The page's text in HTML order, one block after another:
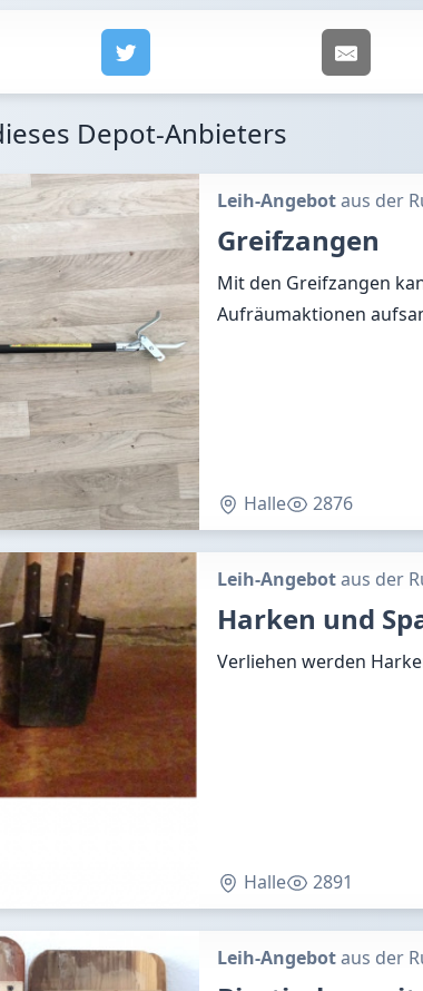
Depot-Anbieters
Leih-Angebotaus der
Greifzangen
Mit den Greifzangen
Aufräumaktionen
Halle 2876
Leih-Angebotaus der
Harken und
Verliehen werden
Halle 2891
Leih-Angebotaus der